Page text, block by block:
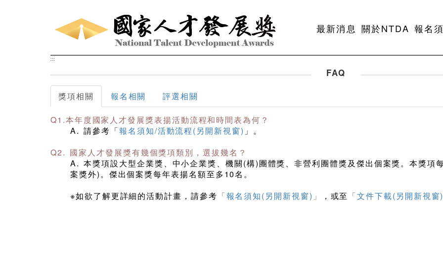
最新消息 關於NTDA 報名
:::
FAQ
獎項相關 報名相關 評選相關
Q1.本年度國家人才發展獎表揚活動流程和時間表為何？
A. 請參考「報名須知/活動流程(另開新視窗) 」。
Q2. 國家人才發展獎有幾個獎項類別，選拔幾名？
A. 本獎項設大型企業獎、中小企業獎、機關(構)團體獎、非營利團體獎及傑出個案獎。本獎項
案獎外)。傑出個案獎每年表揚名額至多10名。
※如欲了解更詳細的活動計畫，請參考 「報名須知(另開新視窗) 」 ，或至 「文件下載(另開新視窗